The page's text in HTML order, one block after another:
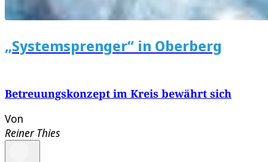
„Systemsprenger“ in Oberberg
Betreuungskonzept im Kreis bewährt sich
Von
Reiner Thies